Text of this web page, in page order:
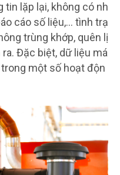
tin lặp lại, không có nh
cáo số liệu,… tình trạ
trùng khớp, quên lị
Đặc biệt, dữ liệu má
một số hoạt độn